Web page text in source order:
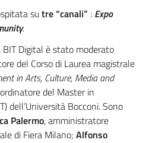
sutre “canali” : Expo
.
BIT Digital è stato moderato
del Corso di Laurea magistrale
in Arts, Culture, Media and
del Master in
dell’Università Bocconi. Sono
Palermo, amministratore
di Fiera Milano; Alfonso